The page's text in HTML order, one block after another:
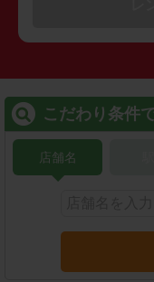
こだわり条件
店舗名